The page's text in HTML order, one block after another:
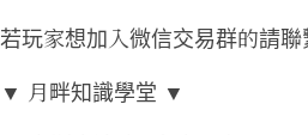
若玩家想加入微信交易群的請
▼ 月畔知識學堂 ▼